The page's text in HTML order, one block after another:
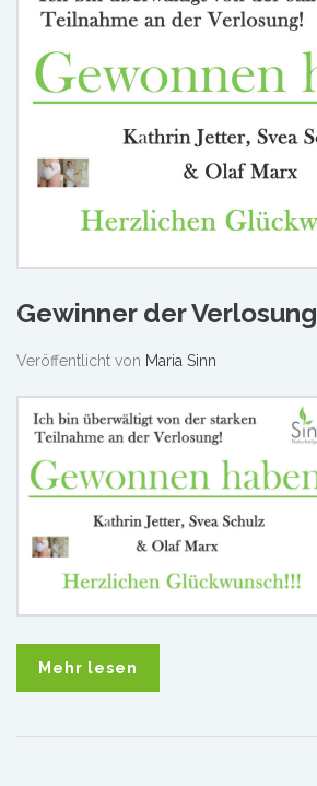
Gewinner der Verlosung
Veröffentlicht von Maria Sinn
Mehr lesen